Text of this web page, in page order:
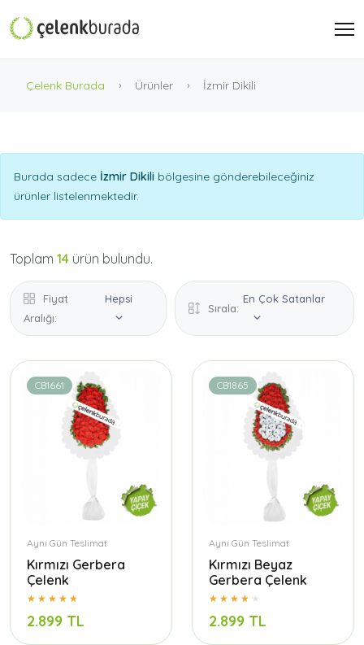
Çelenk Burada Ürünler İzmir Dikili
Burada sadece İzmir Dikili bölgesine gönderebileceğiniz
ürünler listelenmektedir.
Toplam 14 ürün bulundu.
Fiyat
Aralığı:
Hepsi
Sırala:
En Çok Satanlar
CB1661
Aynı Gün Teslimat
Kırmızı Gerbera
Çelenk
2.899 TL
CB1865
Aynı Gün Teslimat
Kırmızı Beyaz
Gerbera Çelenk
2.899 TL